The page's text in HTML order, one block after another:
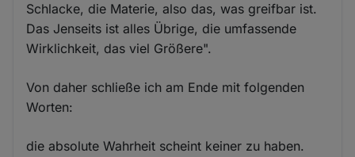
Schlacke, die Materie, also das, was greifbar ist.
Das Jenseits ist alles Übrige, die umfassende
Wirklichkeit, das viel Größere".
Von daher schließe ich am Ende mit folgenden
Worten:
die absolute Wahrheit scheint keiner zu haben.